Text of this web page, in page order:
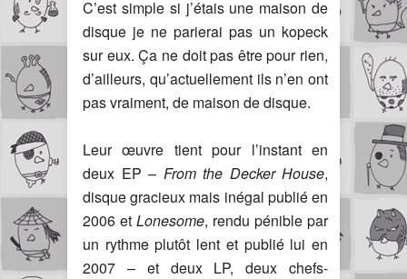
C’est simple si j’étais une maison de
disque je ne parierai pas un kopeck
sur eux. Ça ne doit pas être pour rien,
d’ailleurs, qu’actuellement ils n’en ont
pas vraiment, de maison de disque.
Leur œuvre tient pour l’instant en
deux EP – From the Decker House,
disque gracieux mais inégal publié en
2006 et Lonesome, rendu pénible par
un rythme plutôt lent et publié lui en
2007 – et deux LP, deux chefs-